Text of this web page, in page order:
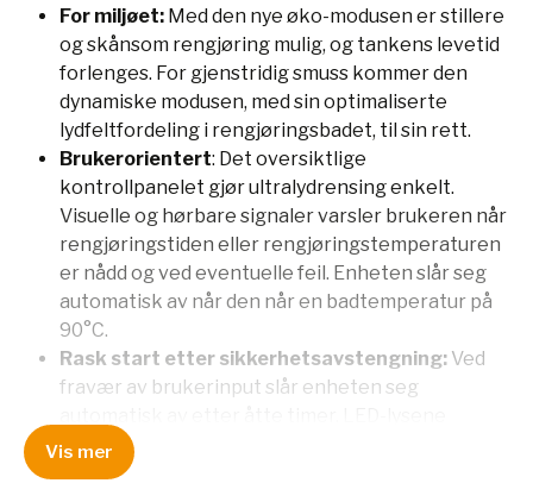
For miljøet: Med den nye øko-modusen er stillere
og skånsom rengjøring mulig, og tankens levetid
forlenges. For gjenstridig smuss kommer den
dynamiske modusen, med sin optimaliserte
lydfeltfordeling i rengjøringsbadet, til sin rett.
Brukerorientert: Det oversiktlige
kontrollpanelet gjør ultralydrensing enkelt.
Visuelle og hørbare signaler varsler brukeren når
rengjøringstiden eller rengjøringstemperaturen
er nådd og ved eventuelle feil. Enheten slår seg
automatisk av når den når en badtemperatur på
90°C.
Rask start etter sikkerhetsavstengning: Ved
fravær av brukerinput slår enheten seg
slukkes og enheten går over i standby-modus.
Etter avstengning, eller etter et strømbrudd,
Vis mer